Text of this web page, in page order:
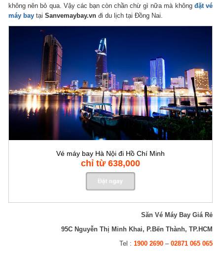
không nên bỏ qua. Vậy các bạn còn chần chừ gì nữa mà không đặt vé
máy bay tạiSanvemaybay.vn đi du lịch tại Đồng Nai.
Vé máy bay Hà Nội đi Hồ Chí Minh
chỉ từ 638,000
Săn Vé Máy Bay Giá Rẻ
95C Nguyễn Thị Minh Khai, P.Bến Thành, TP.HCM
Tel : 1900 2690– 02871 065 065